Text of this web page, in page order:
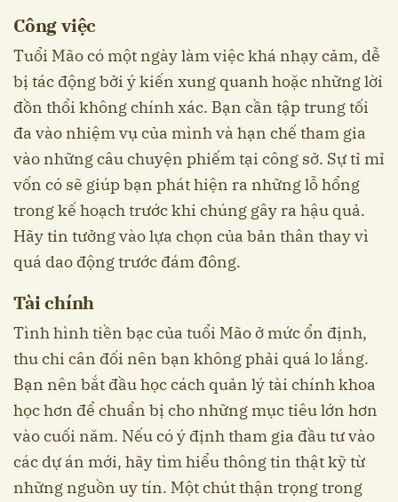
Công việc
Tuổi Mão có một ngày làm việc khá nhạy cảm, dễ
bị tác động bởi ý kiến xung quanh hoặc những lời
đồn thổi không chính xác. Bạn cần tập trung tối
đa vào nhiệm vụ của mình và hạn chế tham gia
vào những câu chuyện phiếm tại công sở. Sự tỉ mỉ
vốn có sẽ giúp bạn phát hiện ra những lỗ hổng
trong kế hoạch trước khi chúng gây ra hậu quả.
Hãy tin tưởng vào lựa chọn của bản thân thay vì
quá dao động trước đám đông.
Tài chính
Tình hình tiền bạc của tuổi Mão ở mức ổn định,
thu chi cân đối nên bạn không phải quá lo lắng.
Bạn nên bắt đầu học cách quản lý tài chính khoa
học hơn để chuẩn bị cho những mục tiêu lớn hơn
vào cuối năm. Nếu có ý định tham gia đầu tư vào
các dự án mới, hãy tìm hiểu thông tin thật kỹ từ
những nguồn uy tín. Một chút thận trọng trong